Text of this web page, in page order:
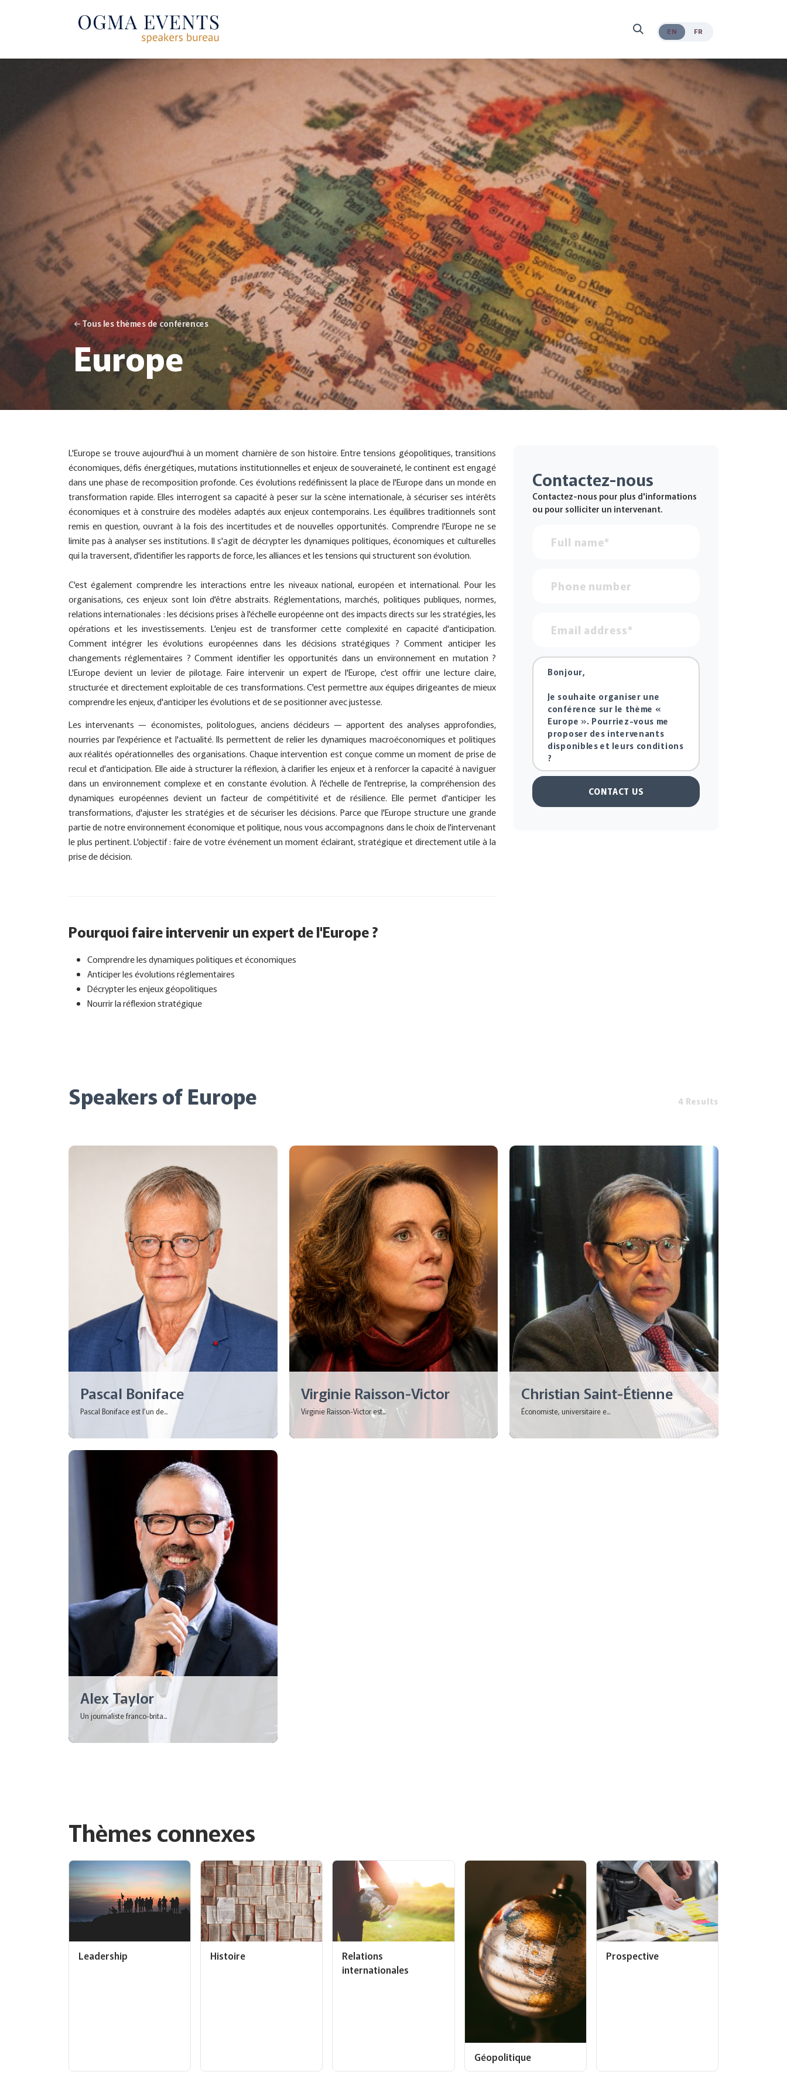
EN FR
← Tous les thèmes de conférences
Europe
L'Europe se trouve aujourd'hui à un moment charnière de son histoire. Entre tensions géopolitiques, transitions
économiques, défis énergétiques, mutations institutionnelles et enjeux de souveraineté, le continent est engagé
dans une phase de recomposition profonde. Ces évolutions redéfinissent la place de l'Europe dans un monde en
transformation rapide. Elles interrogent sa capacité à peser sur la scène internationale, à sécuriser ses intérêts
économiques et à construire des modèles adaptés aux enjeux contemporains. Les équilibres traditionnels sont
remis en question, ouvrant à la fois des incertitudes et de nouvelles opportunités.Comprendre l'Europe ne se
limite pas à analyser ses institutions. Il s'agit de décrypter les dynamiques politiques, économiques et culturelles
qui la traversent, d'identifier les rapports de force, les alliances et les tensions qui structurent son évolution.
C'est également comprendre les interactions entre les niveaux national, européen et international. Pour les
organisations, ces enjeux sont loin d'être abstraits. Réglementations, marchés, politiques publiques, normes,
relations internationales : les décisions prises à l'échelle européenne ont des impacts directs sur les stratégies, les
opérations et les investissements. L'enjeu est de transformer cette complexité en capacité d'anticipation.
Comment intégrer les évolutions européennes dans les décisions stratégiques ? Comment anticiper les
changements réglementaires ? Comment identifier les opportunités dans un environnement en mutation ?
L'Europe devient un levier de pilotage. Faire intervenir un expert de l'Europe, c'est offrir une lecture claire,
structurée et directement exploitable de ces transformations. C'est permettre aux équipes dirigeantes de mieux
comprendre les enjeux, d'anticiper les évolutions et de se positionner avec justesse.
Les intervenants — économistes, politologues, anciens décideurs — apportent des analyses approfondies,
nourries par l'expérience et l'actualité. Ils permettent de relier les dynamiques macroéconomiques et politiques
aux réalités opérationnelles des organisations. Chaque intervention est conçue comme un moment de prise de
recul et d'anticipation. Elle aide à structurer la réflexion, à clarifier les enjeux et à renforcer la capacité à naviguer
dans un environnement complexe et en constante évolution. À l'échelle de l'entreprise, la compréhension des
dynamiques européennes devient un facteur de compétitivité et de résilience. Elle permet d'anticiper les
transformations, d'ajuster les stratégies et de sécuriser les décisions. Parce que l'Europe structure une grande
partie de notre environnement économique et politique, nous vous accompagnons dans le choix de l'intervenant
le plus pertinent. L'objectif : faire de votre événement un moment éclairant, stratégique et directement utile à la
prise de décision.
Pourquoi faire intervenir un expert de l'Europe ?
Comprendre les dynamiques politiques et économiques
Anticiper les évolutions réglementaires
Décrypter les enjeux géopolitiques
Nourrir la réflexion stratégique
Contactez-nous
Contactez-nous pour plus d'informations
ou pour solliciter un intervenant.
CONTACT US
Speakers of Europe 4 Results
Pascal Boniface
Pascal Boniface est l’un de...
Virginie Raisson-Victor
Virginie Raisson-Victor est...
Christian Saint-Étienne
Économiste, universitaire e...
Alex Taylor
Un journaliste franco-brita...
Thèmes connexes
Leadership Histoire
Relations
internationales
Géopolitique
Prospective